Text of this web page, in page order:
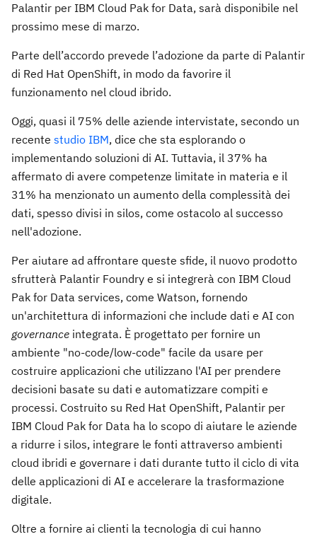
Palantir per IBM Cloud Pak for Data, sarà disponibile nel
prossimo mese di marzo.
Parte dell’accordo prevede l’adozione da parte di Palantir
di Red Hat OpenShift, in modo da favorire il
funzionamento nel cloud ibrido.
Oggi, quasi il 75% delle aziende intervistate, secondo un
recente studio IBM, dice che sta esplorando o
implementando soluzioni di AI. Tuttavia, il 37% ha
affermato di avere competenze limitate in materia e il
31% ha menzionato un aumento della complessità dei
dati, spesso divisi in silos, come ostacolo al successo
nell'adozione.
Per aiutare ad affrontare queste sfide, il nuovo prodotto
sfrutterà Palantir Foundry e si integrerà con IBM Cloud
Pak for Data services, come Watson, fornendo
un'architettura di informazioni che include dati e AI con
governance integrata. È progettato per fornire un
ambiente "no-code/low-code" facile da usare per
costruire applicazioni che utilizzano l'AI per prendere
decisioni basate su dati e automatizzare compiti e
processi. Costruito su Red Hat OpenShift, Palantir per
IBM Cloud Pak for Data ha lo scopo di aiutare le aziende
a ridurre i silos, integrare le fonti attraverso ambienti
cloud ibridi e governare i dati durante tutto il ciclo di vita
delle applicazioni di AI e accelerare la trasformazione
digitale.
Oltre a fornire ai clienti la tecnologia di cui hanno